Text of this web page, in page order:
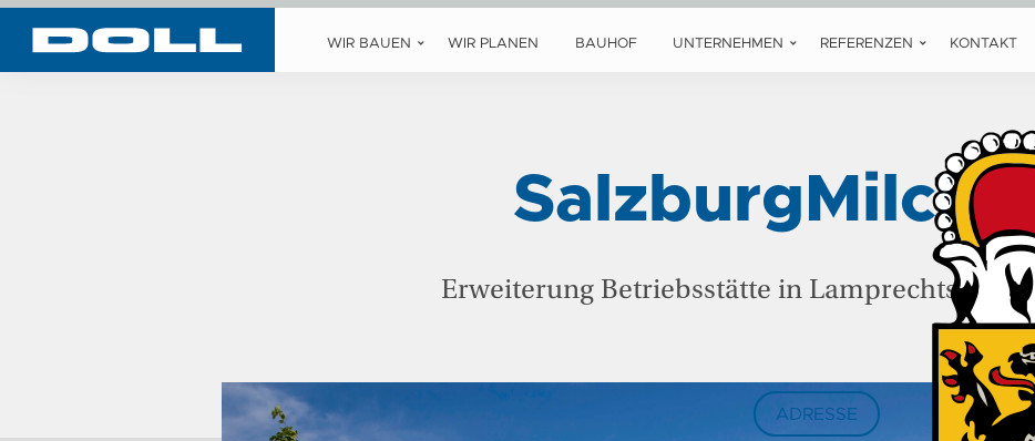
WIR BAUEN WIR PLANEN BAUHOF UNTERNEHMEN REFERENZEN KONTAKT
ADRESSE
SalzburgMilch
Erweiterung Betriebsstätte in Lamprechtshausen